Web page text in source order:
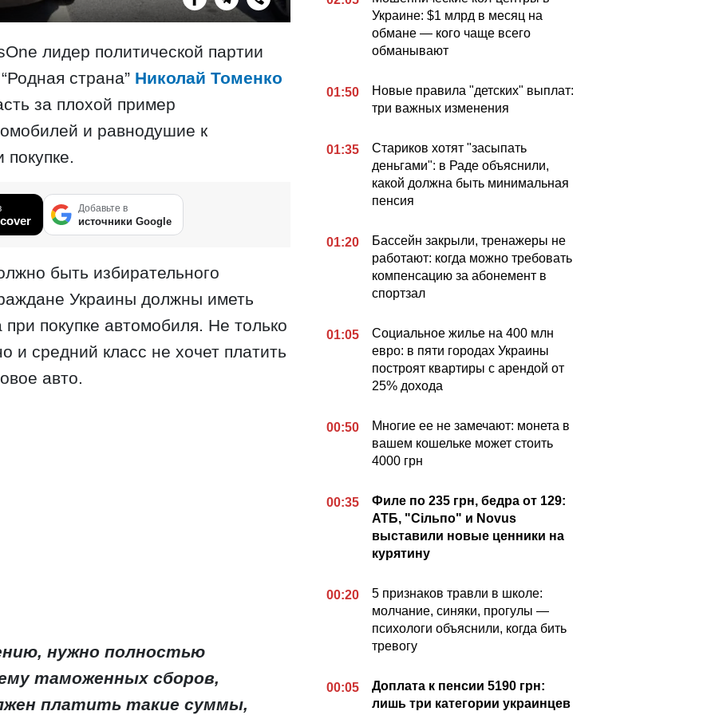
лидер политической партии
страна” Николай Томенко
за плохой пример
и равнодушие к
Добавьте в
источники Google
быть избирательного
Украины должны иметь
при покупке автомобиля. Не только
и средний класс не хочет платить
авто.
нужно полностью
таможенных сборов,
платить такие суммы,
Украине: $1 млрд в месяц на
обмане — кого чаще всего
обманывают
01:50
Новые правила "детских" выплат:
три важных изменения
01:35
Стариков хотят "засыпать
деньгами": в Раде объяснили,
какой должна быть минимальная
пенсия
01:20
Бассейн закрыли, тренажеры не
работают: когда можно требовать
компенсацию за абонемент в
спортзал
01:05
Социальное жилье на 400 млн
евро: в пяти городах Украины
построят квартиры с арендой от
25% дохода
00:50
Многие ее не замечают: монета в
вашем кошельке может стоить
4000 грн
00:35
Филе по 235 грн, бедра от 129:
АТБ, "Сільпо" и Novus
выставили новые ценники на
курятину
00:20
5 признаков травли в школе:
молчание, синяки, прогулы —
психологи объяснили, когда бить
тревогу
00:05
Доплата к пенсии 5190 грн:
лишь три категории украинцев